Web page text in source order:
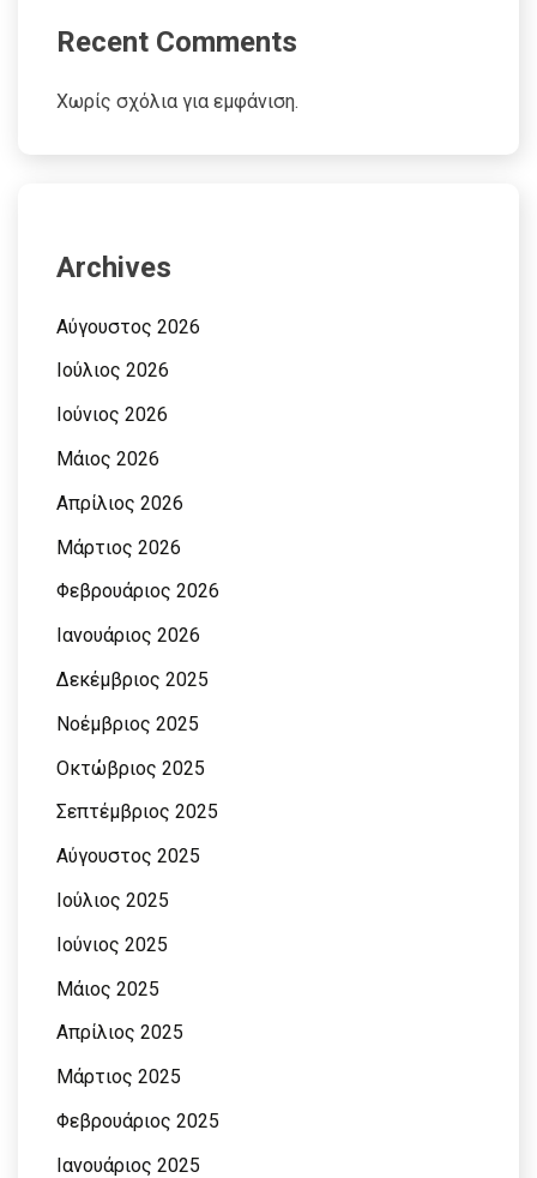
Recent Comments
Χωρίς σχόλια για εμφάνιση.
Archives
Αύγουστος 2026
Ιούλιος 2026
Ιούνιος 2026
Μάιος 2026
Απρίλιος 2026
Μάρτιος 2026
Φεβρουάριος 2026
Ιανουάριος 2026
Δεκέμβριος 2025
Νοέμβριος 2025
Οκτώβριος 2025
Σεπτέμβριος 2025
Αύγουστος 2025
Ιούλιος 2025
Ιούνιος 2025
Μάιος 2025
Απρίλιος 2025
Μάρτιος 2025
Φεβρουάριος 2025
Ιανουάριος 2025